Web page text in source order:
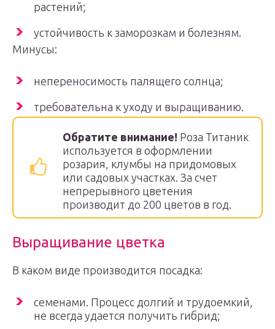
растений;
устойчивость к заморозкам и болезням.
Минусы:
непереносимость палящего солнца;
требовательна к уходу и выращиванию.
Обратите внимание! Роза Титаник
используется в оформлении
розария, клумбы на придомовых
или садовых участках. За счет
непрерывного цветения
производит до 200 цветов в год.
Выращивание цветка
В каком виде производится посадка:
семенами. Процесс долгий и трудоемкий,
не всегда удается получить гибрид;